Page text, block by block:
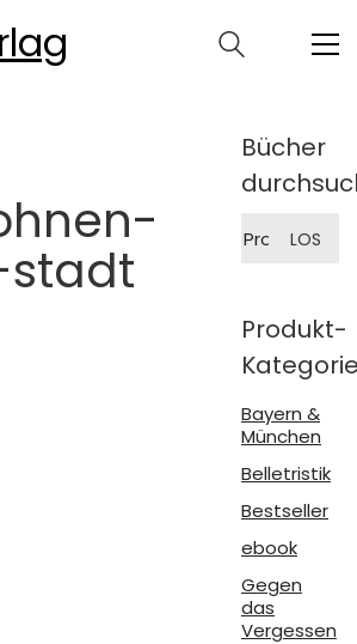
Bücher
nach:
LOS
Produkt-
Bayern &
München
Belletristik
Bestseller
ebook
Gegen
das
Vergessen